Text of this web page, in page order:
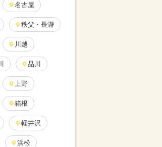
名古屋
秩父・長瀞
川越
品川
上野
箱根
軽井沢
浜松